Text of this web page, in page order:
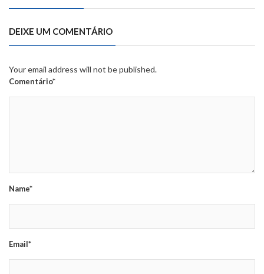
DEIXE UM COMENTÁRIO
Your email address will not be published.
Comentário*
Name*
Email*